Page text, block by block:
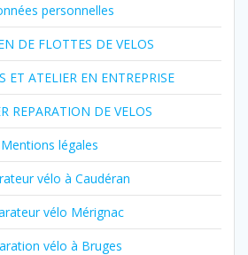
personnelles
DE FLOTTES DE VELOS
ET ATELIER EN ENTREPRISE
REPARATION DE VELOS
Mentions légales
vélo à Caudéran
vélo Mérignac
vélo à Bruges